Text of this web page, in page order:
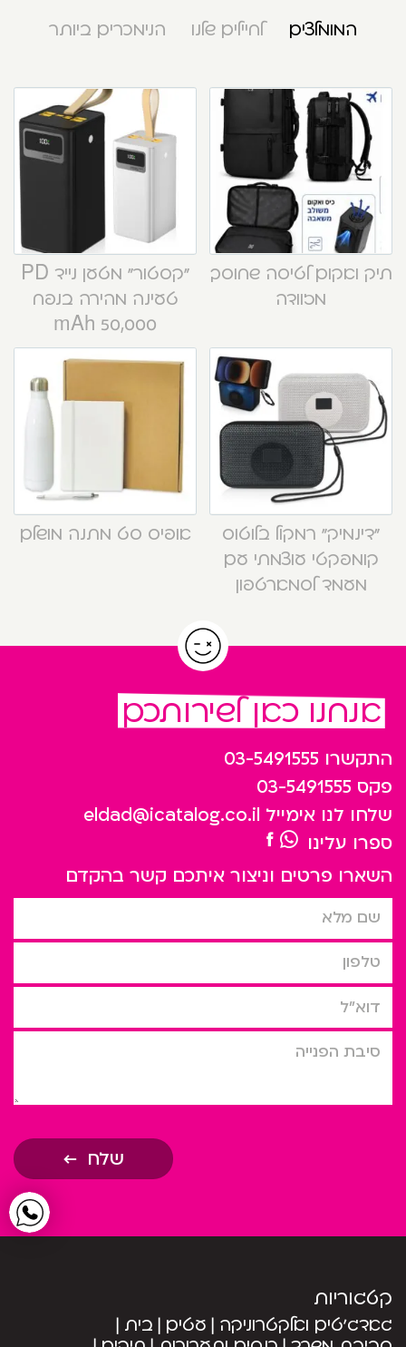
המומלצים לחיילים שלנו הנימכרים ביותר
תיק ואקום לטיסה שחוסך
מזוודה
“קסטור” מטען נייד PD
טעינה מהירה בנפח
50,000 mAh
“דינמיק” רמקול בלוטוס
קומפקטי עוצמתי עם
מעמד לסמארטפון
אופיס סט מתנה מושלם
אנחנו כאן לשירותכם
התקשרו 03-5491555
פקס 03-5491555
שלחו לנו אימייל eldad@icatalog.co.il
ספרו עלינו
השארו פרטים וניצור איתכם קשר בהקדם
שם מלא
טלפון
דוא”ל
סיבת הפניה
שלח
קטגוריות
גאדג’טים ואלקטרוניקה עטים בית